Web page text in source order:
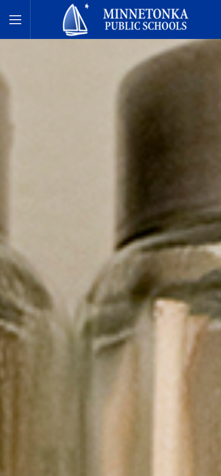
Toggle Menu
明尼通卡公立学校